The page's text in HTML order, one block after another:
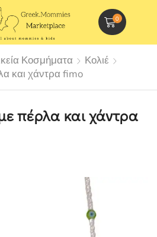
0
Κοσμήματα
Κολιέ
και χάντρα fimo
πέρλα και χάντρα